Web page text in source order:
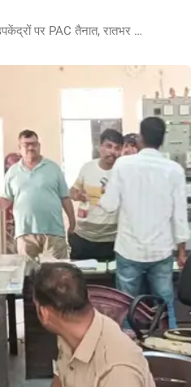
लखनऊ में बिजली संकट गहराया, 31 उपकेंद्रों पर PAC तैनात, रातभर रहेगा पुलिस पहरा